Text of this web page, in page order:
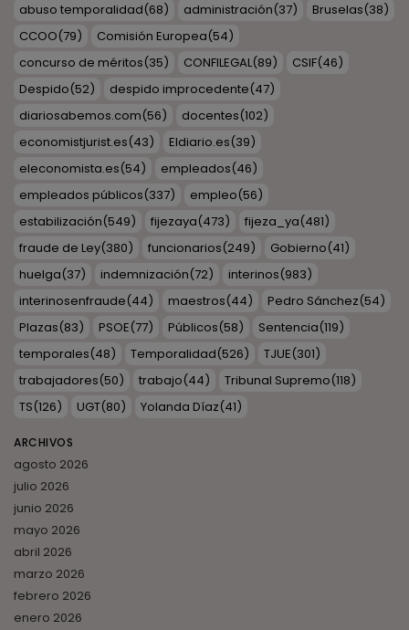
abuso temporalidad(68) administración(37) Bruselas(38)
CCOO(79) Comisión Europea(54)
concurso de méritos(35) CONFILEGAL(89) CSIF(46)
Despido(52) despido improcedente(47)
diariosabemos.com(56) docentes(102)
economistjurist.es(43) Eldiario.es(39)
eleconomista.es(54) empleados(46)
empleados públicos(337) empleo(56)
estabilización(549) fijezaya(473) fijeza_ya(481)
fraude de Ley(380) funcionarios(249) Gobierno(41)
huelga(37) indemnización(72) interinos(983)
interinosenfraude(44) maestros(44) Pedro Sánchez(54)
Plazas(83) PSOE(77) Públicos(58) Sentencia(119)
temporales(48) Temporalidad(526) TJUE(301)
trabajadores(50) trabajo(44) Tribunal Supremo(118)
TS(126) UGT(80) Yolanda Díaz(41)
ARCHIVOS
agosto 2026
julio 2026
junio 2026
mayo 2026
abril 2026
marzo 2026
febrero 2026
enero 2026